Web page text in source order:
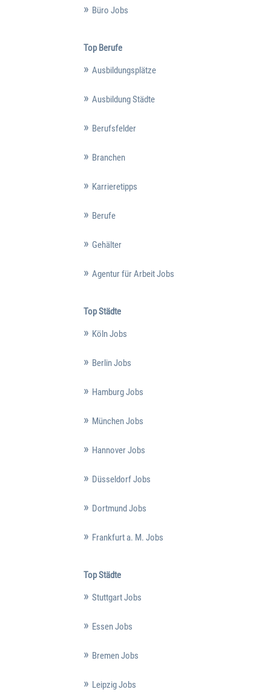
Büro Jobs
Top Berufe
Ausbildungsplätze
Ausbildung Städte
Berufsfelder
Branchen
Karrieretipps
Berufe
Gehälter
Agentur für Arbeit Jobs
Top Städte
Köln Jobs
Berlin Jobs
Hamburg Jobs
München Jobs
Hannover Jobs
Düsseldorf Jobs
Dortmund Jobs
Frankfurt a. M. Jobs
Top Städte
Stuttgart Jobs
Essen Jobs
Bremen Jobs
Leipzig Jobs